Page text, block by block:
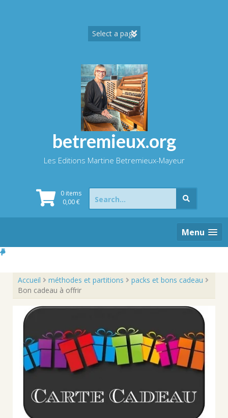
betremieux.org
Les Editions Martine Betremieux-Mayeur
0 items
0,00€
Search
for:
Menu
Accueil méthodes et partitions
packs et bons cadeau
Bon cadeau à offrir